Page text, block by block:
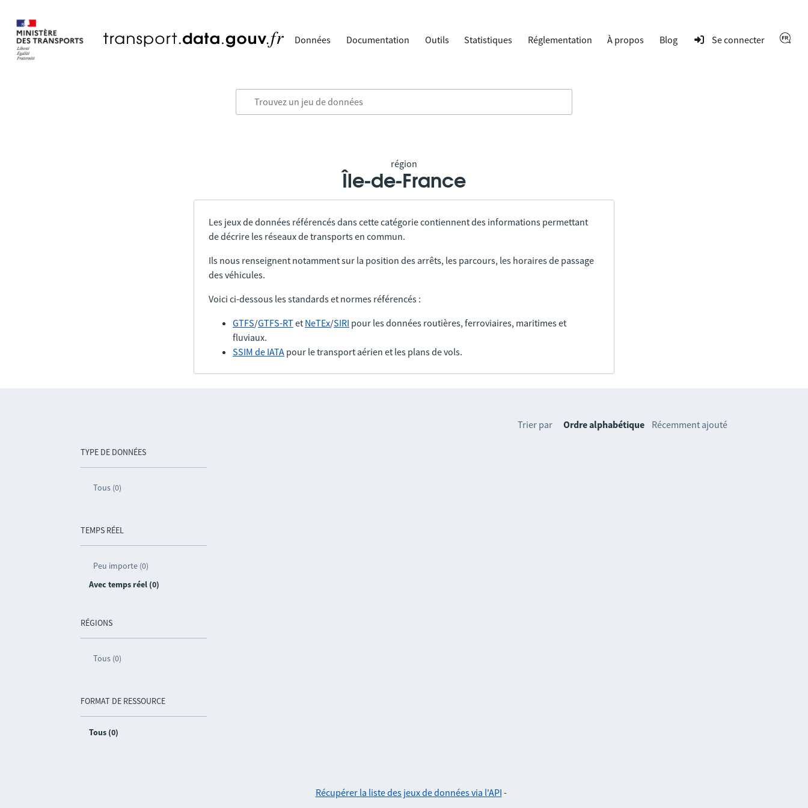
Données Documentation Outils Statistiques Réglementation À propos Blog Se connecter
région
Île-de-France
Les jeux de données référencés dans cette catégorie contiennent des informations permettant
de décrire les réseaux de transports en commun.
Ils nous renseignent notamment sur la position des arrêts, les parcours, les horaires de passage
des véhicules.
Voici ci-dessous les standards et normes référencés :
GTFS/GTFS-RTet NeTEx/SIRI pour les données routières, ferroviaires, maritimes et
fluviaux.
SSIM de IATA pour le transport aérien et les plans de vols.
TYPE DE DONNÉES
Tous (0)
TEMPS RÉEL
Peu importe (0)
Avec temps réel (0)
RÉGIONS
Tous (0)
FORMAT DE RESSOURCE
Tous (0)
Trier par Ordre alphabétique Récemment ajouté
Récupérer la liste des jeux de données via l'API -